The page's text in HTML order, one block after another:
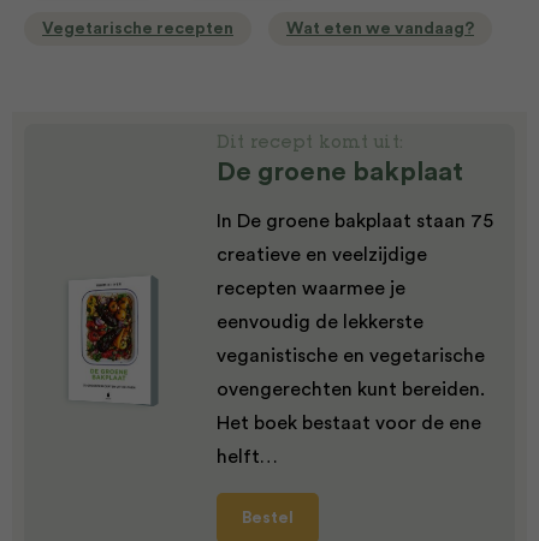
Vegetarische recepten Wat eten we vandaag?
Dit recept komt uit:
De groene bakplaat
In De groene bakplaat staan 75
creatieve en veelzijdige
recepten waarmee je
eenvoudig de lekkerste
veganistische en vegetarische
ovengerechten kunt bereiden.
Het boek bestaat voor de ene
helft…
Bestel